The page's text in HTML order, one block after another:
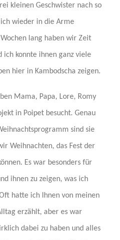
kleinen Geschwister nach so
wieder in die Arme
lang haben wir Zeit
konnte ihnen ganz viele
hier in Kambodscha zeigen.
Mama, Papa, Lore, Romy
in Poipet besucht. Genau
sind sie
Weihnachten, das Fest der
Es war besonders für
ihnen zu zeigen, was ich
hatte ich Ihnen von meinen
erzählt, aber es war
dabei zu haben und alles